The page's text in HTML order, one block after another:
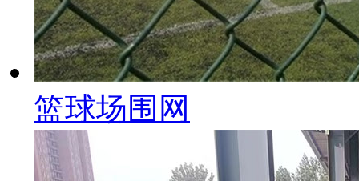
篮球场围网